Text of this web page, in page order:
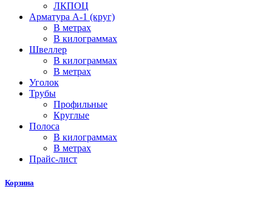
ЛКПОЦ
Арматура А-1 (круг)
В метрах
В килограммах
Швеллер
В килограммах
В метрах
Уголок
Трубы
Профильные
Круглые
Полоса
В килограммах
В метрах
Прайс-лист
Корзина